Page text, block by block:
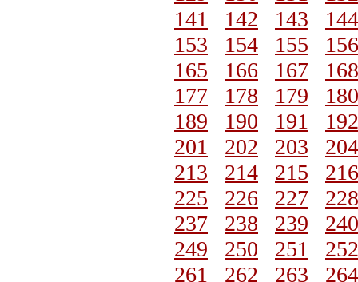
141
142 143
144
153
154 155
156
165
166 167
168
177
178 179
180
189
190 191
192
201
202 203
204
213
214 215
216
225
226 227
228
237
238 239
240
249
250 251
252
261
262 263 264